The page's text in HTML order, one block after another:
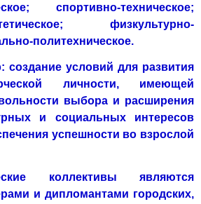
спортивно-техническое;
физкультурно-
политехническое.
создание условий для развития
личности, имеющей
выбора и рас­ширения
и социальных интересов
успешности во взрослой
коллективы являются
и дипломантами городских,